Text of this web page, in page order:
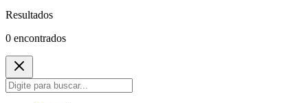
Resultados
0 encontrados